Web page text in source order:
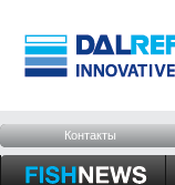
Контакты